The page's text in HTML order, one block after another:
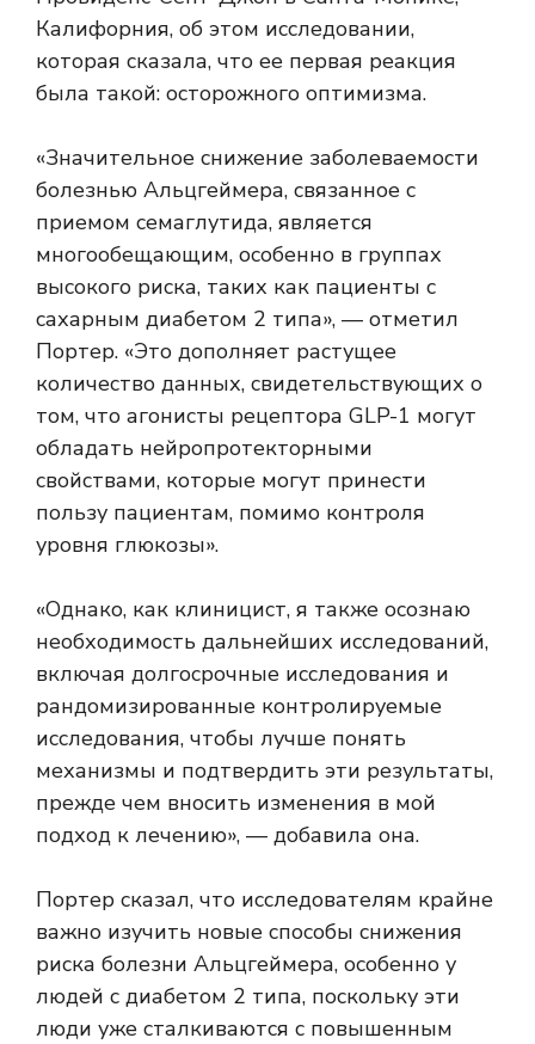
Калифорния, об этом исследовании,
которая сказала, что ее первая реакция
была такой: осторожного оптимизма.
«Значительное снижение заболеваемости
болезнью Альцгеймера, связанное с
приемом семаглутида, является
многообещающим, особенно в группах
высокого риска, таких как пациенты с
сахарным диабетом 2 типа», — отметил
Портер. «Это дополняет растущее
количество данных, свидетельствующих о
том, что агонисты рецептора GLP-1 могут
обладать нейропротекторными
свойствами, которые могут принести
пользу пациентам, помимо контроля
уровня глюкозы».
«Однако, как клиницист, я также осознаю
необходимость дальнейших исследований,
включая долгосрочные исследования и
рандомизированные контролируемые
исследования, чтобы лучше понять
механизмы и подтвердить эти результаты,
прежде чем вносить изменения в мой
подход к лечению», — добавила она.
Портер сказал, что исследователям крайне
важно изучить новые способы снижения
риска болезни Альцгеймера, особенно у
людей с диабетом 2 типа, поскольку эти
люди уже сталкиваются с повышенным